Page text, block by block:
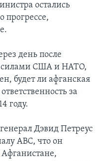
остались
прогрессе,
день после
силами США и НАТО,
будет ли афганская
за
году.
Дэвид Петреус
ABC, что он